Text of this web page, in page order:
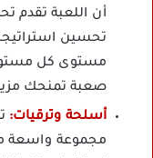
أن اللعبة تقدم
تحسين
مستوى كل
صعبة تمنحك
أسلحة وترقيات:
مجموعة واسعة